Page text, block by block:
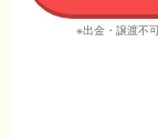
※出金・譲渡不